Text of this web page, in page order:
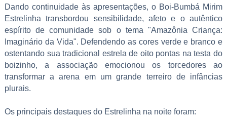
Dando continuidade às apresentações, o Boi-Bumbá Mirim
Estrelinha transbordou sensibilidade, afeto e o autêntico
espírito de comunidade sob o tema "Amazônia Criança:
Imaginário da Vida". Defendendo as cores verde e branco e
ostentando sua tradicional estrela de oito pontas na testa do
boizinho, a associação emocionou os torcedores ao
transformar a arena em um grande terreiro de infâncias
plurais.
Os principais destaques do Estrelinha na noite foram: